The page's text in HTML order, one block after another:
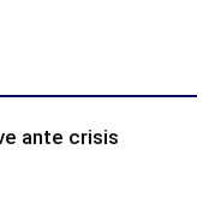
ante crisis